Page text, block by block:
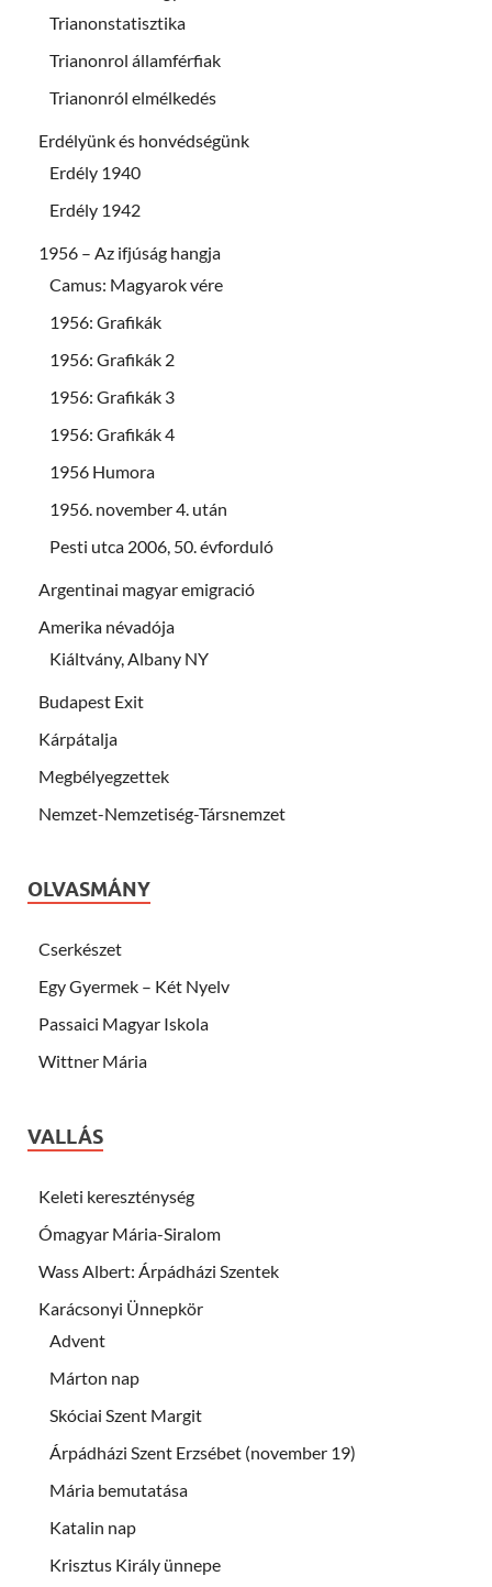
Trianonstatisztika
Trianonrol államférfiak
Trianonról elmélkedés
Erdélyünk és honvédségünk
Erdély 1940
Erdély 1942
1956 – Az ifjúság hangja
Camus: Magyarok vére
1956: Grafikák
1956: Grafikák 2
1956: Grafikák 3
1956: Grafikák 4
1956 Humora
1956. november 4. után
Pesti utca 2006, 50. évforduló
Argentinai magyar emigració
Amerika névadója
Kiáltvány, Albany NY
Budapest Exit
Kárpátalja
Megbélyegzettek
Nemzet-Nemzetiség-Társnemzet
OLVASMÁNY
Cserkészet
Egy Gyermek – Két Nyelv
Passaici Magyar Iskola
Wittner Mária
VALLÁS
Keleti kereszténység
Ómagyar Mária-Siralom
Wass Albert: Árpádházi Szentek
Karácsonyi Ünnepkör
Advent
Márton nap
Skóciai Szent Margit
Árpádházi Szent Erzsébet (november 19)
Mária bemutatása
Katalin nap
Krisztus Király ünnepe